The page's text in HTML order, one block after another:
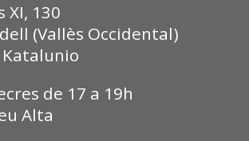
XI, 130
(Vallès Occidental)
de 17 a 19h
Alta